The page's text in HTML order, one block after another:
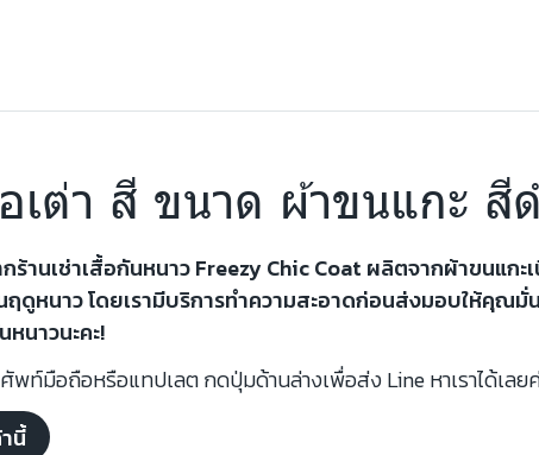
เต่า สี ขนาด ผ้าขนแกะ สี
ร้านเช่าเสื้อกันหนาว Freezy Chic Coat ผลิตจากผ้าขนแก
ดูหนาว โดยเรามีบริการทำความสะอาดก่อนส่งมอบให้คุณมั่
นาวนะคะ!
พท์มือถือหรือแทปเลต กดปุ่มด้านล่างเพื่อส่ง Line หาเราได้เลย
นี้